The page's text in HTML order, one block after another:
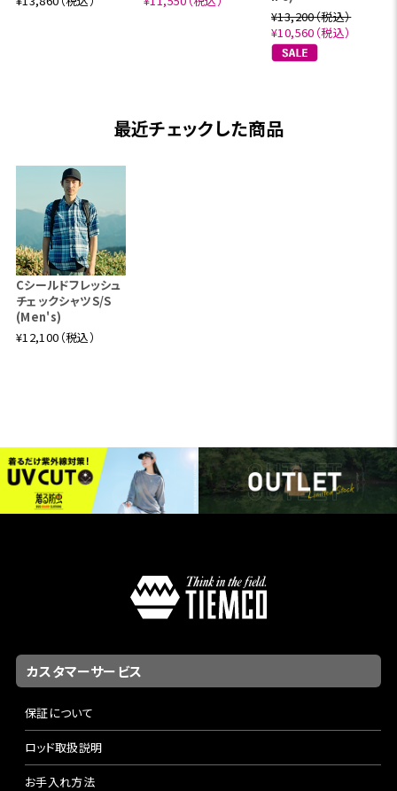
¥13,200（税込）
¥10,560（税込）
最近チェックした商品
Cシールドフレッシュ
チェックシャツS/S
(Men's)
¥12,100（税込）
カスタマーサービス
保証について
ロッド取扱説明
お手入れ方法